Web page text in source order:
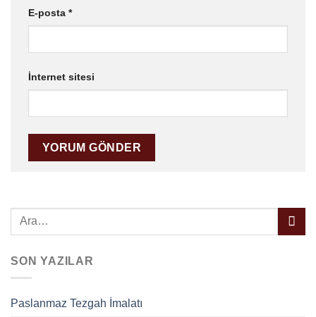
E-posta *
İnternet sitesi
SON YAZILAR
Paslanmaz Tezgah İmalatı